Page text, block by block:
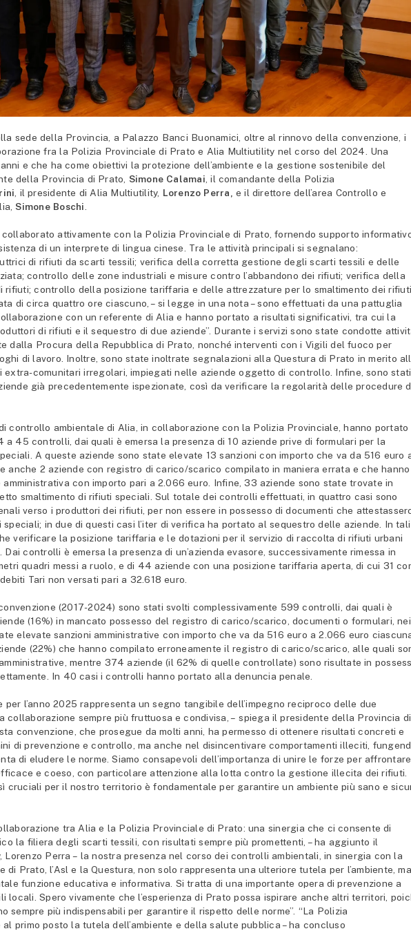
sede della Provincia, a Palazzo Banci Buonamici, oltre al rinnovo della convenzione, i
fra la Polizia Provinciale di Prato e Alia Multiutility nel corso del 2024. Una
e che ha come obiettivi la protezione dell’ambiente e la gestione sostenibile del
della Provincia di Prato, Simone Calamai , il comandante della Polizia
, il presidente di Alia Multiutility, Lorenzo Perra,
e il direttore dell’area Controllo e
Simone Boschi
attivamente con la Polizia Provinciale di Prato, fornendo supporto
di un interprete di lingua cinese. Tra le attività principali si segnalano:
di rifiuti da scarti tessili; verifica della corretta gestione degli scarti tessili e delle
controllo delle zone industriali e misure contro l’abbandono dei rifiuti; verifica della
rifiuti; controllo della posizione tariffaria e delle attrezzature per lo smaltimento dei
di circa quattro ore ciascuno, – si legge in una nota – sono effettuati da una pattuglia
con un referente di Alia e hanno portato a risultati significativi, tra cui la
di rifiuti e il sequestro di due aziende”. Durante i servizi sono state condotte
dalla Procura della Repubblica di Prato, nonché interventi con i Vigili del fuoco per
di lavoro. Inoltre, sono state inoltrate segnalazioni alla Questura di Prato in merito
extra-comunitari irregolari, impiegati nelle aziende oggetto di controllo. Infine, sono stati
già precedentemente ispezionate, così da verificare la regolarità delle procedure
controllo ambientale di Alia, in collaborazione con la Polizia Provinciale, hanno portato
a 45 controlli, dai quali è emersa la presenza di 10 aziende prive di formulari per la
A queste aziende sono state elevate 13 sanzioni con importo che va da 516 euro
anche 2 aziende con registro di carico/scarico compilato in maniera errata e che hanno
con importo pari a 2.066 euro. Infine, 33 aziende sono state trovate in
smaltimento di rifiuti speciali. Sul totale dei controlli effettuati, in quattro casi sono
verso i produttori dei rifiuti, per non essere in possesso di documenti che
in due di questi casi l’iter di verifica ha portato al sequestro delle aziende. In tali
verificare la posizione tariffaria e le dotazioni per il servizio di raccolta di rifiuti urbani
controlli è emersa la presenza di un’azienda evasore, successivamente rimessa in
quadri messi a ruolo, e di 44 aziende con una posizione tariffaria aperta, di cui 31
Tari non versati pari a 32.618 euro.
(2017-2024) sono stati svolti complessivamente 599 controlli, dai quali è
(16%) in mancato possesso del registro di carico/scarico, documenti o formulari, nei
elevate sanzioni amministrative con importo che va da 516 euro a 2.066 euro
(22%) che hanno compilato erroneamente il registro di carico/scarico, alle quali
mentre 374 aziende (il 62% di quelle controllate) sono risultate in
In 40 casi i controlli hanno portato alla denuncia penale.
per l’anno 2025 rappresenta un segno tangibile dell’impegno reciproco delle due
collaborazione sempre più fruttuosa e condivisa, – spiega il presidente della Provincia di
convenzione, che prosegue da molti anni, ha permesso di ottenere risultati concreti e
di prevenzione e controllo, ma anche nel disincentivare comportamenti illeciti,
di eludere le norme. Siamo consapevoli dell’importanza di unire le forze per affrontare
e coeso, con particolare attenzione alla lotta contro la gestione illecita dei rifiuti.
cruciali per il nostro territorio è fondamentale per garantire un ambiente più sano e
tra Alia e la Polizia Provinciale di Prato: una sinergia che ci consente di
la filiera degli scarti tessili, con risultati sempre più promettenti, – ha aggiunto il
Perra – la nostra presenza nel corso dei controlli ambientali, in sinergia con la
di Prato, l’Asl e la Questura, non solo rappresenta una ulteriore tutela per l’ambiente, ma
funzione educativa e informativa. Si tratta di una importante opera di prevenzione a
locali. Spero vivamente che l’esperienza di Prato possa ispirare anche altri territori,
sempre più indispensabili per garantire il rispetto delle norme”. “La Polizia
primo posto la tutela dell’ambiente e della salute pubblica – ha concluso